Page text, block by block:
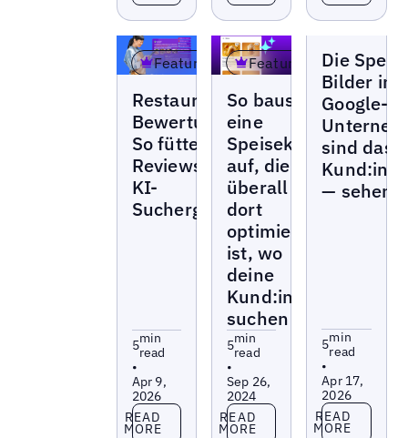
Featured
Restaurant-
Bewertungen:
So füttern
Reviews deine
KI-
Suchergebnisse
5min
read
•
Apr 9,
2026
Read more
READ
MORE
Featured
So baust du
eine
Speisekarte
auf, die
überall
dort
optimiert
ist, wo
deine
Kund:innen
suchen
5min
read
•
Sep 26,
2024
Read more
READ
MORE
Die
Bilder in
Google-
sind das
— sehen
5min
read
•
Apr 17,
2026
Read more
READ
MORE